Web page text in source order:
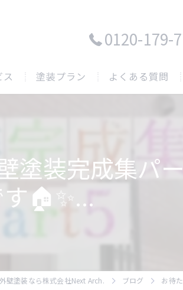
0120-179-
塗装プラン よくある質問
塗装完成集パ
🏠✨...
壁塗装なら株式会社Next Arch. ブログ お待